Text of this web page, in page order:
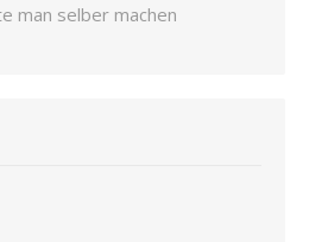
man selber machen